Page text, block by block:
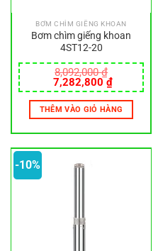
BƠM CHÌM GIẾNG KHOAN
Bơm chìm giếng khoan
4ST12-20
8,092,000₫
Giá
gốc
là:
8,092,000 ₫.
7,282,800 ₫Giá
hiện
tại
là:
THÊM VÀO GIỎ HÀNG
-10%